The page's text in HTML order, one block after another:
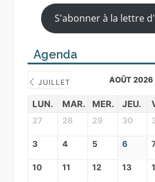
S'abonner à la lettre
Agenda
JUILLET AOÛT 2026
LUN. MAR. MER. JEU.
27 28 29 30
3 4 5 6
10 11 12 13